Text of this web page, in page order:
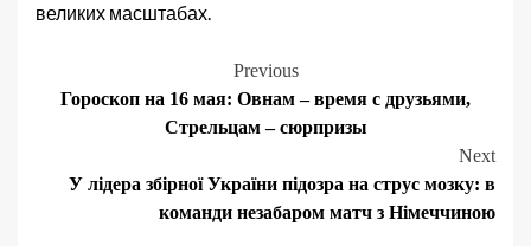
великих масштабах.
navigation
Previous
Гороскоп на 16 мая: Овнам – время с друзьями,
Стрельцам – сюрпризы
Next
У лідера збірної України підозра на струс мозку: в
команди незабаром матч з Німеччиною